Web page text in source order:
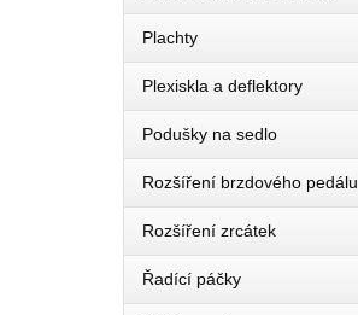
Plachty
Plexiskla a deflektory
Podušky na sedlo
Rozšíření brzdového pedálu
Rozšíření zrcátek
Řadící páčky